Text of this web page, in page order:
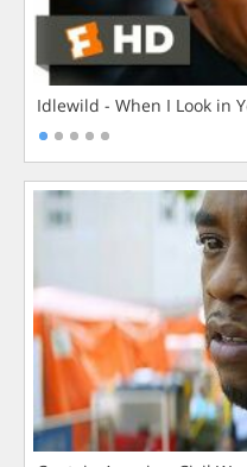
Idlewild - When I Look in